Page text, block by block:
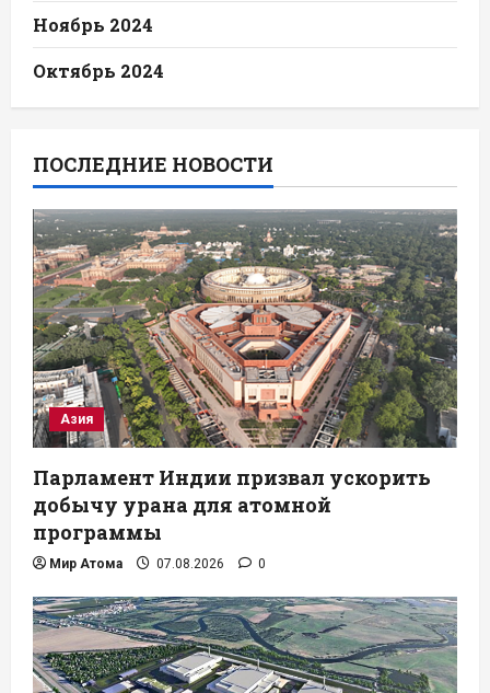
Ноябрь 2024
Октябрь 2024
ПОСЛЕДНИЕ НОВОСТИ
Азия
Парламент Индии призвал ускорить
добычу урана для атомной
программы
Мир Атома 07.08.2026 0